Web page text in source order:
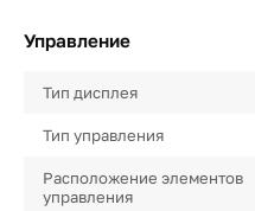
Управление
Тип дисплея
Тип управления
Расположение элементов
управления